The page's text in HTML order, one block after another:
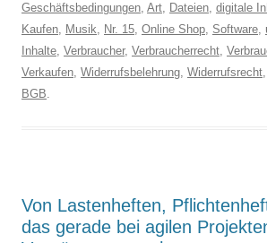
Geschäftsbedingungen, Art, Dateien, digitale
Kaufen, Musik, Nr. 15, Online Shop, Software,
Inhalte, Verbraucher, Verbraucherrecht,
Verkaufen, Widerrufsbelehrung, Widerrufsrecht,
BGB.
Von Lastenheften,
das gerade bei agilen